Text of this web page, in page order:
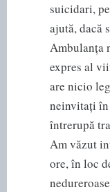
suicidari,
ajută, dacă
Ambulanța
expres al
are nicio
neinvitați
întrerupă
Am văzut
ore, în loc